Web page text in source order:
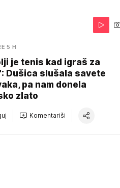
5 H
je tenis kad igraš za
Dušica slušala savete
pa nam donela
zlato
Komentariši